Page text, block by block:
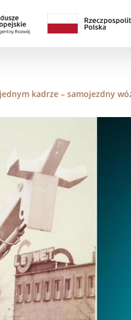
kadrze – samojezdny